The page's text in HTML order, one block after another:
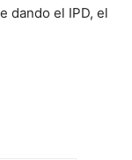
dando el IPD, el